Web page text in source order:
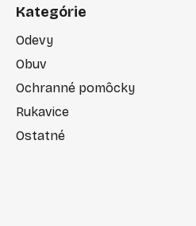
Kategórie
Odevy
Obuv
Ochranné pomôcky
Rukavice
Ostatné